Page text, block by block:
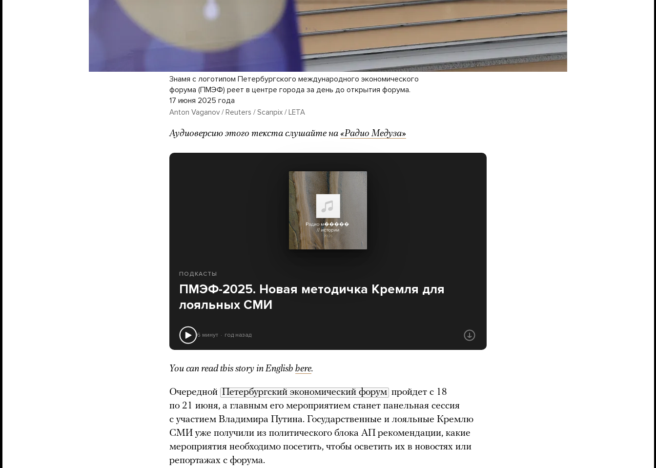
Знамя с логотипом Петербургского международного экономического
форума (ПМЭФ) реет в центре города за день до открытия форума.
17 июня 2025 года
Anton Vaganov / Reuters / Scanpix / LETA
Аудиоверсию этого текста слушайте на «Радио Медуза»
ПОДКАСТЫ
ПМЭФ-2025. Новая методичка Кремля для
лояльных СМИ
6 минут год назад
You can read this story in English here.
Очередной Петербургский экономический форум пройдет с 18
по 21 июня, а главным его мероприятием станет панельная сессия
с участием Владимира Путина. Государственные и лояльные Кремлю
СМИ уже получили из политического блока АП рекомендации, какие
мероприятия необходимо посетить, чтобы осветить их в новостях или
репортажах с форума.